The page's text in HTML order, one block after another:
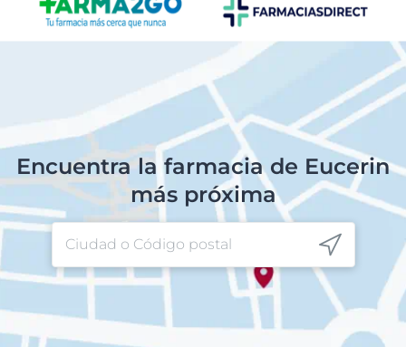
Encuentra la farmacia de Eucerin
más próxima